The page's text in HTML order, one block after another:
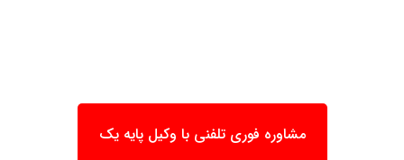
مشاوره فوری تلفنی با وکیل پایه یک